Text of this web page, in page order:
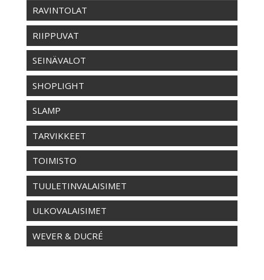
RAVINTOLAT
RIIPPUVAT
SEINÄVALOT
SHOPLIGHT
SLAMP
TARVIKKEET
TOIMISTO
TUULETINVALAISIMET
ULKOVALAISIMET
WEVER & DUCRÉ